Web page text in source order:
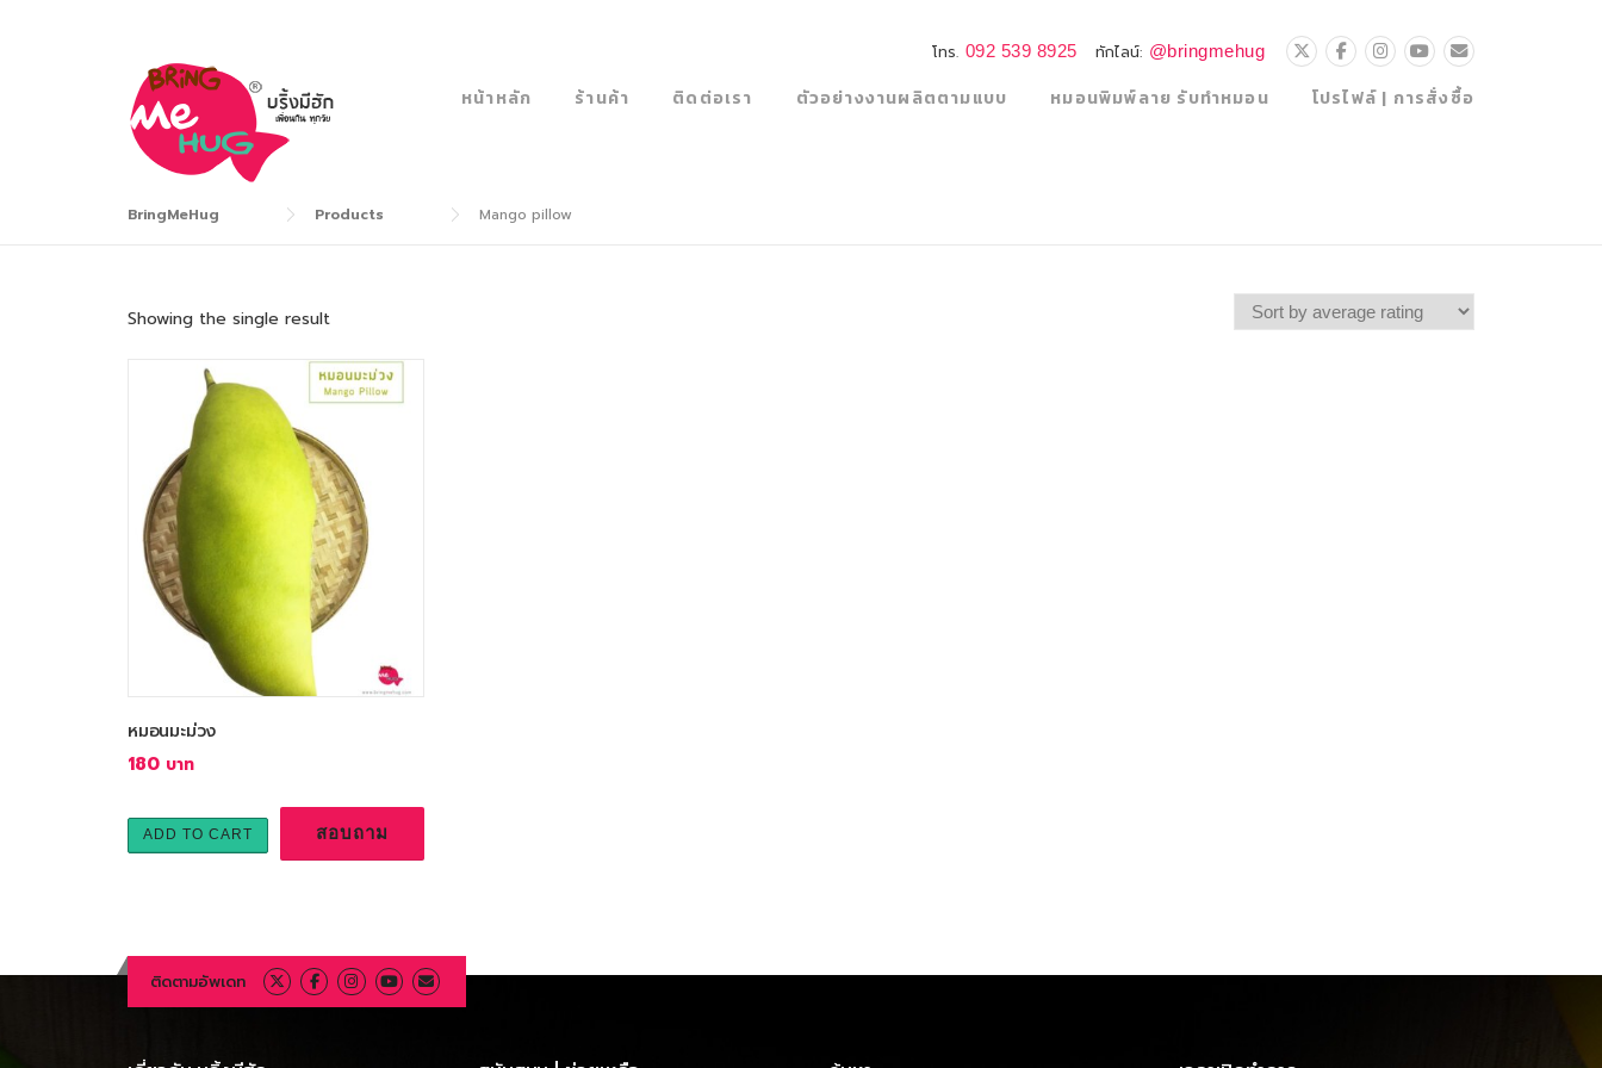
ทักไลน์: @bringmehug
โทร. 092 539 8925
หน้าหลัก ร้านค้า ติดต่อเรา ตัวอย่างงานผลิตตามแบบ หมอนพิมพ์ลาย รับทำหมอน โปรไฟล์ | การสั่งซื้อ
BringMeHug Products Mango pillow
Showing the single result
หมอนมะม่วง
180
ADD TO CART สอบถาม
ติดตามอัพเดท